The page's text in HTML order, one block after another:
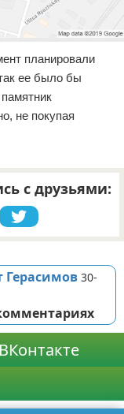
планировали
ее было бы
не покупая
с друзьями:
Герасимов 30-